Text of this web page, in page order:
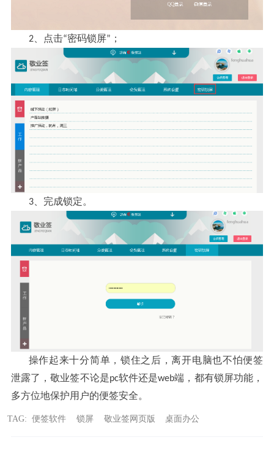
2、 点击“密码锁屏”；
3、 完成锁定。
操作起来十分简单 ， 锁住之后 ， 离开电脑也不怕便签
泄露了 ，敬业签不论是pc软件还是web端 ， 都有锁屏功能 ，
多方位地保护用户的便签安全。
TAG: 便签软件 锁屏 敬业签网页版 桌面办公